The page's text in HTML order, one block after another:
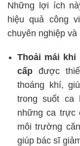
Những lợi ích
hiệu quả công
chuyên nghiệp
Thoải mái
cấp được
thoáng khí,
trong suốt ca
những ca trực
môi trường
giúp bác sĩ